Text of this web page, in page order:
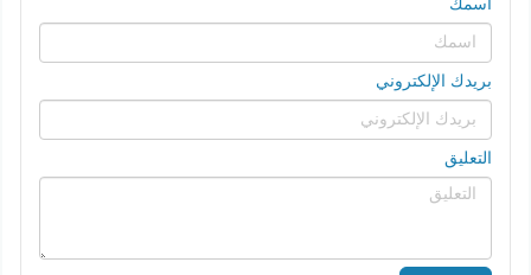
اسمك
بريدك الإلكتروني
التعليق